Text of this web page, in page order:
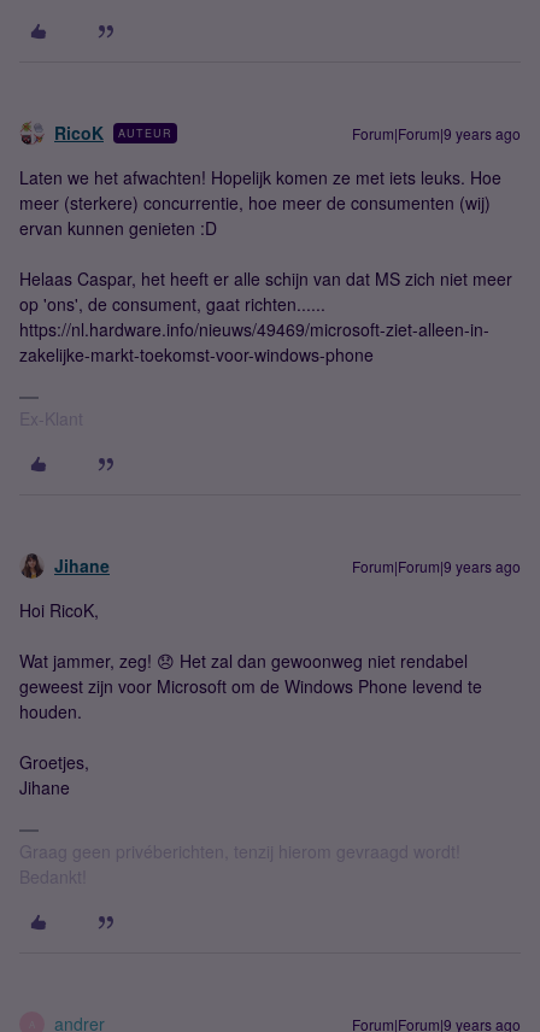
RicoK AUTEUR Forum|Forum|9 years ago
Laten we het afwachten! Hopelijk komen ze met iets leuks. Hoe
meer (sterkere) concurrentie, hoe meer de consumenten (wij)
ervan kunnen genieten :D
Helaas Caspar, het heeft er alle schijn van dat MS zich niet meer
op 'ons', de consument, gaat richten......
https://nl.hardware.info/nieuws/49469/microsoft-ziet-alleen-in-
zakelijke-markt-toekomst-voor-windows-phone
Ex-Klant
Jihane Forum|Forum|9 years ago
Hoi RicoK,
Wat jammer, zeg! 😞 Het zal dan gewoonweg niet rendabel
geweest zijn voor Microsoft om de Windows Phone levend te
houden.
Groetjes,
Jihane
Graag geen privéberichten, tenzij hierom gevraagd wordt!
Bedankt!
andrer Forum|Forum|9 years ago